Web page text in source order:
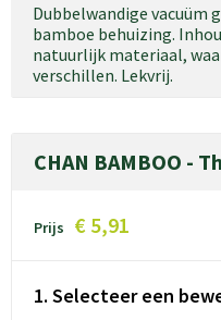
Dubbelwandige vacuüm
bamboe behuizing.
natuurlijk materiaal,
verschillen. Lekvrij.
CHAN BAMBOO -
Prijs € 5,91
1. Selecteer een